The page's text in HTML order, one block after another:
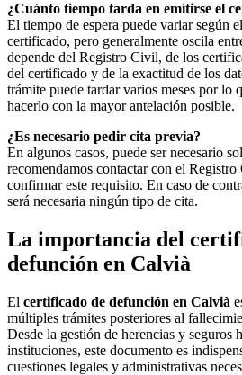
¿Cuánto tiempo tarda en emitirse el
El tiempo de espera puede variar según
certificado, pero generalmente oscila
depende del Registro Civil, de los
del certificado y de la exactitud de los
trámite puede tardar varios meses por lo
hacerlo con la mayor antelación posible.
¿Es necesario pedir cita previa?
En algunos casos, puede ser necesario
recomendamos contactar con el
confirmar este requisito. En caso de
será necesaria ningún tipo de cita.
La importancia del
defunción en Calvià
El certificado de defunción en Calvià
múltiples trámites posteriores al
Desde la gestión de herencias y seguros
instituciones, este documento es
cuestiones legales y administrativas